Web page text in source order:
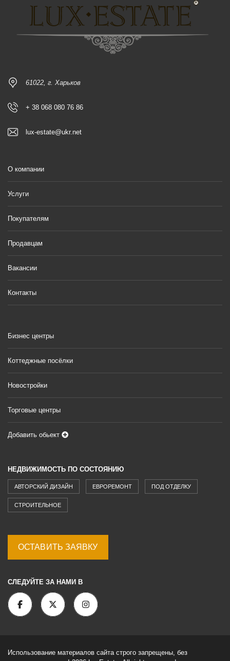
61022, г. Харьков
+ 38 068 080 76 86
lux-estate@ukr.net
О компании
Услуги
Покупателям
Продавцам
Вакансии
Контакты
Бизнес центры
Коттеджные посёлки
Новостройки
Торговые центры
Добавить обьект
НЕДВИЖИМОСТЬ ПО СОСТОЯНИЮ
АВТОРСКИЙ ДИЗАЙН ЕВРОРЕМОНТ ПОД ОТДЕЛКУ
СТРОИТЕЛЬНОЕ
ОСТАВИТЬ ЗАЯВКУ
СЛЕДУЙТЕ ЗА НАМИ В
Использование материалов сайта строго запрещены, без